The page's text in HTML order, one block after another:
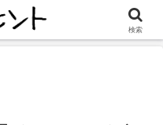
追求し続けるメディア
検索